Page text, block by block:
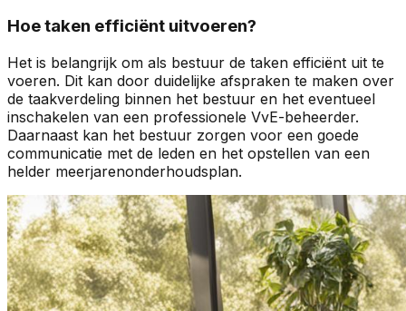
Hoe taken efficiënt uitvoeren?
Het is belangrijk om als bestuur de taken efficiënt uit te
voeren. Dit kan door duidelijke afspraken te maken over
de taakverdeling binnen het bestuur en het eventueel
inschakelen van een professionele VvE-beheerder.
Daarnaast kan het bestuur zorgen voor een goede
communicatie met de leden en het opstellen van een
helder meerjarenonderhoudsplan.